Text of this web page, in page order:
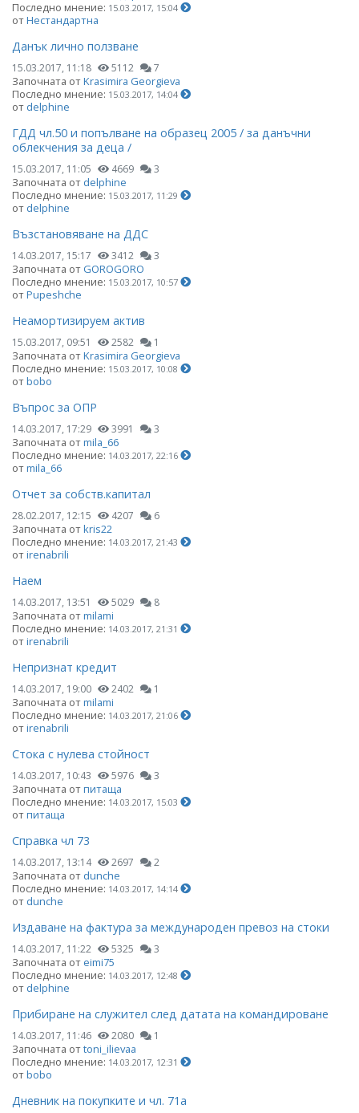
Последно мнение: 15.03.2017, 15:04
отНестандартна
Данък лично ползване
15.03.2017, 11:18 5112 7
Започната отKrasimira Georgieva
Последно мнение: 15.03.2017, 14:04
от delphine
ГДД чл.50 и попълване на образец 2005 / за данъчни
облекчения за деца /
15.03.2017, 11:05 4669 3
Започната от delphine
Последно мнение: 15.03.2017, 11:29
от delphine
Възстановяване на ДДС
14.03.2017, 15:17 3412 3
Започната отGOROGORO
Последно мнение: 15.03.2017, 10:57
отPupeshche
Неамортизируем актив
15.03.2017, 09:51 2582 1
Започната отKrasimira Georgieva
Последно мнение: 15.03.2017, 10:08
отbobo
Въпрос за ОПР
14.03.2017, 17:29 3991 3
Започната отmila_66
Последно мнение: 14.03.2017, 22:16
отmila_66
Отчет за собств.капитал
28.02.2017, 12:15 4207 6
Започната отkris22
Последно мнение: 14.03.2017, 21:43
отirenabrili
Наем
14.03.2017, 13:51 5029 8
Започната отmilami
Последно мнение: 14.03.2017, 21:31
отirenabrili
Непризнат кредит
14.03.2017, 19:00 2402 1
Започната отmilami
Последно мнение: 14.03.2017, 21:06
отirenabrili
Стока с нулева стойност
14.03.2017, 10:43 5976 3
Започната отпитаща
Последно мнение: 14.03.2017, 15:03
отпитаща
Справка чл 73
14.03.2017, 13:14 2697 2
Започната от dunche
Последно мнение: 14.03.2017, 14:14
от dunche
Издаване на фактура за международен превоз на стоки
14.03.2017, 11:22 5325 3
Започната отeimi75
Последно мнение: 14.03.2017, 12:48
от delphine
Прибиране на служител след датата на командироване
14.03.2017, 11:46 2080 1
Започната отtoni_ilievaa
Последно мнение: 14.03.2017, 12:31
отbobo
Дневник на покупките и чл. 71а